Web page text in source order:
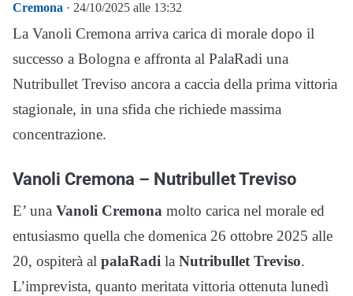
Cremona · 24/10/2025 alle 13:32
La Vanoli Cremona arriva carica di morale dopo il
successo a Bologna e affronta al PalaRadi una
Nutribullet Treviso ancora a caccia della prima vittoria
stagionale, in una sfida che richiede massima
concentrazione.
Vanoli Cremona – Nutribullet Treviso
E’ una Vanoli Cremona molto carica nel morale ed
entusiasmo quella che domenica 26 ottobre 2025 alle
20, ospiterà al palaRadi la Nutribullet Treviso.
L’imprevista, quanto meritata vittoria ottenuta lunedì